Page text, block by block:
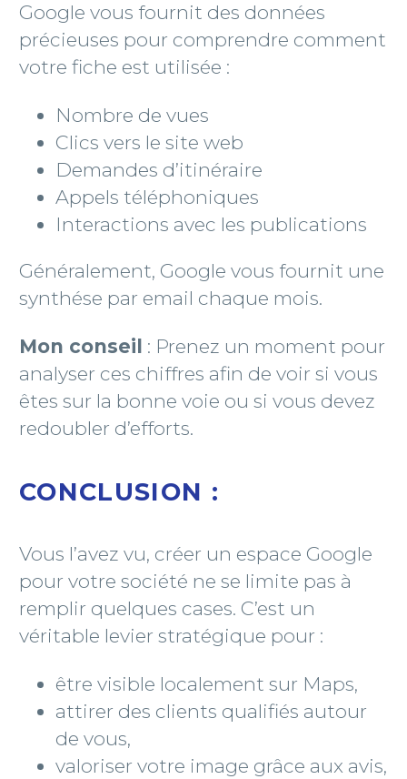
Google vous fournit des données
précieuses pour comprendre comment
votre fiche est utilisée :
Nombre de vues
Clics vers le site web
Demandes d’itinéraire
Appels téléphoniques
Interactions avec les publications
Généralement, Google vous fournit une
synthése par email chaque mois.
Mon conseil : Prenez un moment pour
analyser ces chiffres afin de voir si vous
êtes sur la bonne voie ou si vous devez
redoubler d’efforts.
CONCLUSION :
Vous l’avez vu, créer un espace Google
pour votre société ne se limite pas à
remplir quelques cases. C’est un
véritable levier stratégique pour :
être visible localement sur Maps,
attirer des clients qualifiés autour
de vous,
valoriser votre image grâce aux avis,